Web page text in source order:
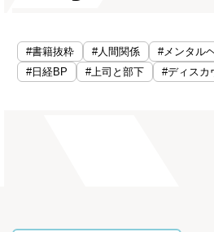
#書籍抜粋 #人間関係 #メンタル
#日経BP
#上司と部下 #ディスカ